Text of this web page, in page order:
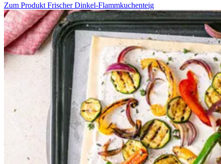
Zum Produkt Frischer Dinkel-Flammkuchenteig